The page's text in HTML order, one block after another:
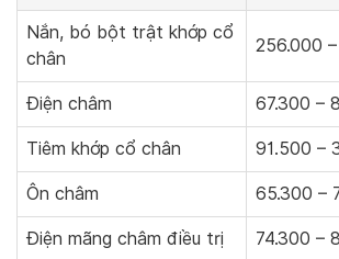
Nắn, bó bột trật khớp cổ
chân
256.000
Điện châm 67.300 –
Tiêm khớp cổ chân 91.500 –
Ôn châm 65.300 –
Điện mãng châm điều trị 74.300 –